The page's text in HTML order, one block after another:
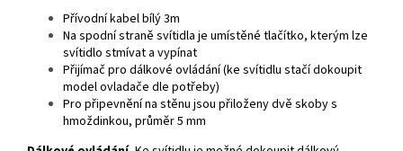
Přívodní kabel bílý 3m
Na spodní straně svítidla je umístěné tlačítko, kterým lze
svítidlo stmívat a vypínat
Přijímač pro dálkové ovládání (ke svítidlu stačí dokoupit
model ovladače dle potřeby)
Pro připevnění na stěnu jsou přiloženy dvě skoby s
hmoždinkou, průměr 5 mm